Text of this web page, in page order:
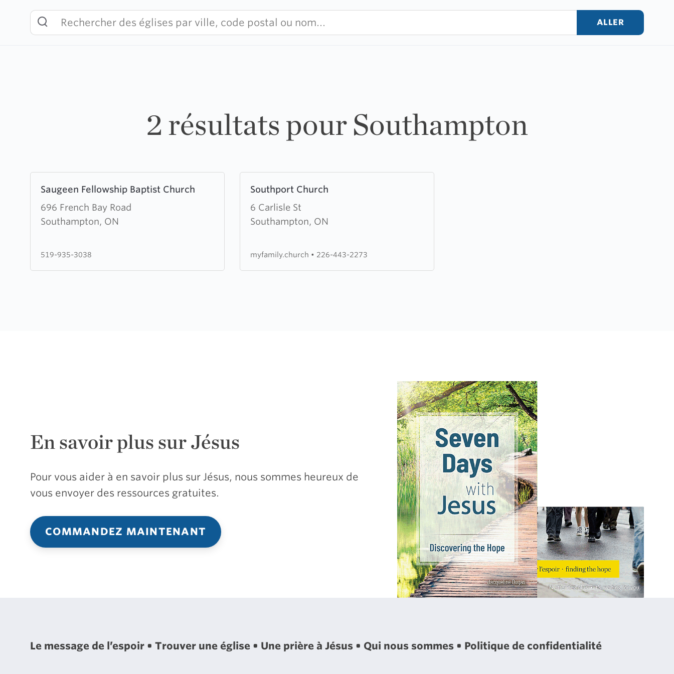
ALLER
2 résultats pour Southampton
Saugeen Fellowship Baptist Church
696 French Bay Road
Southampton, ON
more
about
Saugeen
519-935-3038
Southport Church
6 Carlisle St
Southampton, ON
more
about
Southport
myfamily.church • 226-443-2273
En savoir plus sur Jésus
Pour vous aider à en savoir plus sur Jésus, nous sommes heureux de
vous envoyer des ressources gratuites.
COMMANDEZ MAINTENANT
Le message de l’espoir Trouver une église Une prière à Jésus Qui nous sommes Politique de confidentialité